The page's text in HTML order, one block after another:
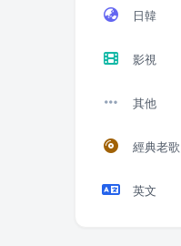
日韓
影視
其他
經典老歌
英文